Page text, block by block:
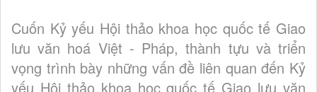
Cuốn Kỷ yếu Hội thảo khoa học quốc tế Giao
lưu văn hoá Việt - Pháp, thành tựu và triển
vọng trình bày những vấn đề liên quan đến Kỷ
yếu Hội thảo khoa học quốc tế Giao lưu văn